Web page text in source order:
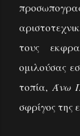
τους
ομιλούσας
τοπία,Άνω
σφρίγος της